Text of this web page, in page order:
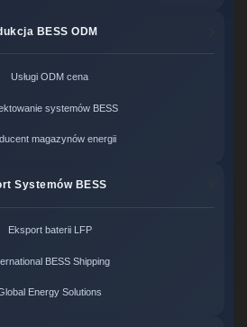
BESS ODM
Usługi ODM cena
systemów BESS
magazynów energii
Systemów BESS
Eksport baterii LFP
BESS Shipping
Energy Solutions